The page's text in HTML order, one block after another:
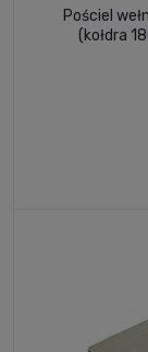
Pościel
(kołdra